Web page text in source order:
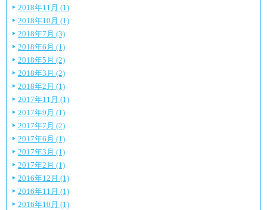
2018年11月 (1)
2018年10月 (1)
2018年7月 (3)
2018年6月 (1)
2018年5月 (2)
2018年3月 (2)
2018年2月 (1)
2017年11月 (1)
2017年9月 (1)
2017年7月 (2)
2017年6月 (1)
2017年3月 (1)
2017年2月 (1)
2016年12月 (1)
2016年11月 (1)
2016年10月 (1)